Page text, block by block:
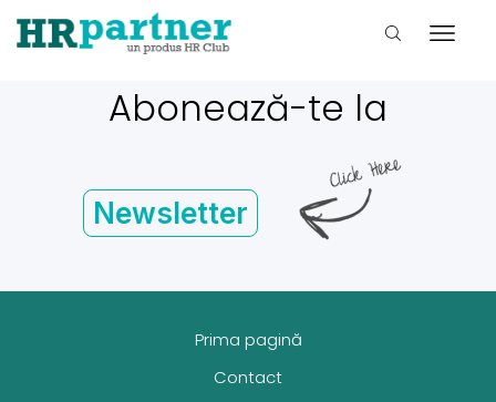
Abonează-te la
Newsletter
Prima pagină
Contact